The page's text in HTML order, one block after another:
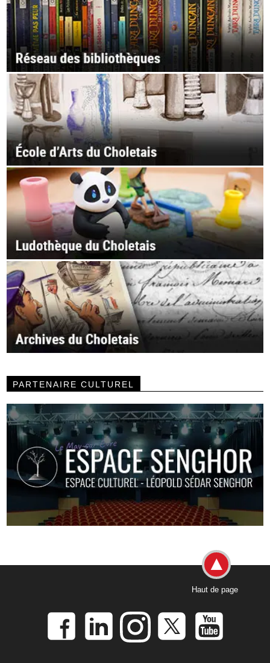
PARTENAIRE CULTUREL
Haut de page